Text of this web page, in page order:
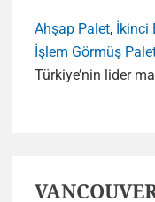
Ahşap Palet, İkinci
İşlem Görmüş
Türkiye’nin lider